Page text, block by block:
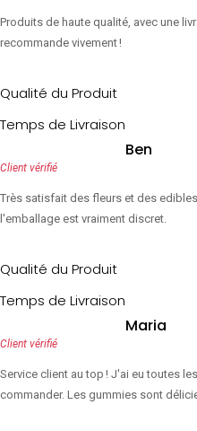
Produits de haute qualité, avec une
recommande vivement !
Qualité du Produit
Temps de Livraison
Ben
Client vérifié
Très satisfait des fleurs et des
l'emballage est vraiment discret.
Qualité du Produit
Temps de Livraison
Maria
Client vérifié
Service client au top ! J'ai eu toutes
commander. Les gummies sont